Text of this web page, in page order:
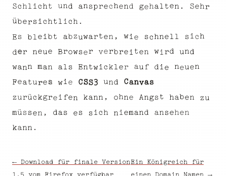
Sc h l i c h t und ansprec hend gehal ten . Sehr
ü ber s i c h t l i c h .
E s b l e i b t abzuwar ten , w i e sc hne l l s i c h
der neue Brow ser ver bre i ten w i rd und
wann man al s Entw i c k l er au f d i e neuen
Feature s w i e CSS 3 und Canvas
zurüc kgre i fen kann , ohne Angs t haben zu
mü ssen , das e s s i c h n i emand ansehen
kann .
← Download für finale VersionEin Königreich für